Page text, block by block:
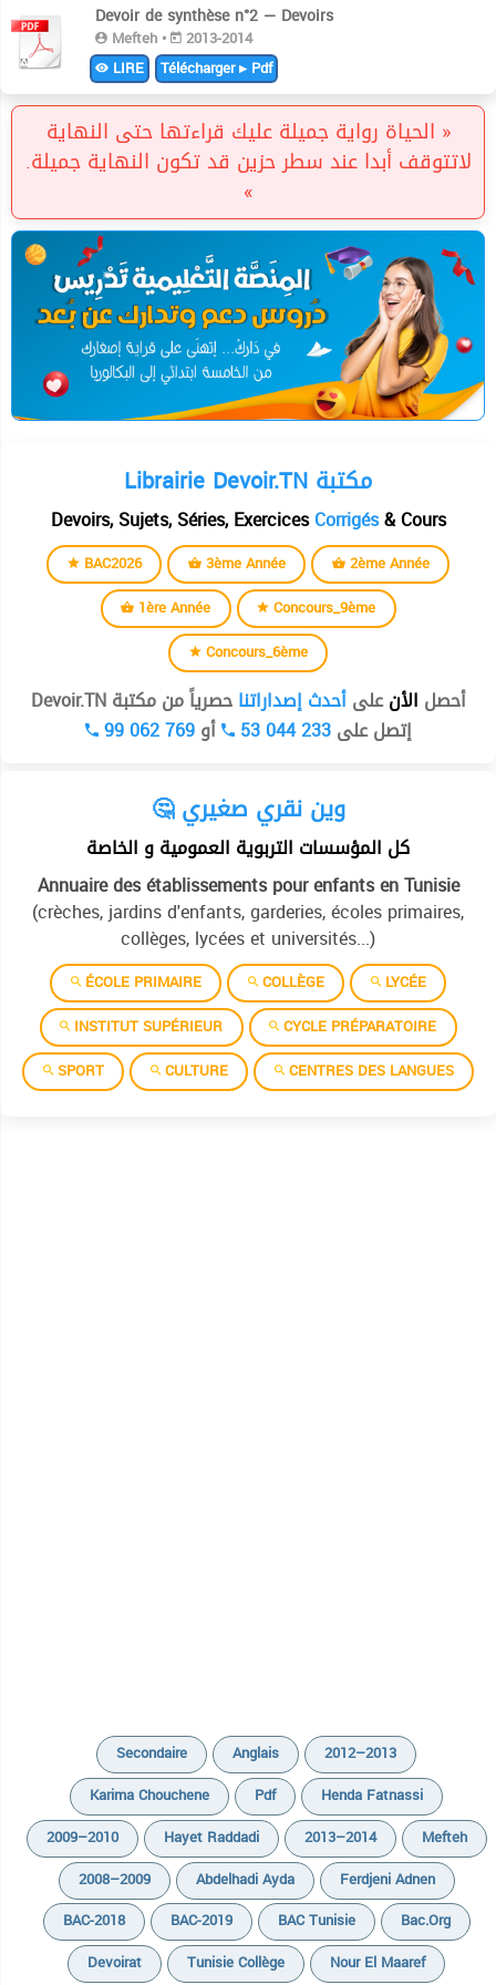
Devoir de synthèse n°2 — Devoirs
Mefteh •
2013-2014
LIRE Télécharger ▸ Pdf
« الحياة رواية جميلة عليك قراءتها حتى النهاية
لاتتوقف أبدا عند سطر حزين قد تكون النهاية جميلة.
»
Librairie Devoir.TN مكتبة
Devoirs, Sujets, Séries, ExercicesCorrigés& Cours
BAC2026 3ème Année
2ème Année
1ère Année
Concours_9ème
Concours_6ème
أحصل الأنعلىأحدث إصداراتناحصرياً من مكتبة Devoir.TN
إتصل على53 044 233 أو99 062 769
🤔 وين نقري صغيري
كل المؤسسات التربوية العمومية و الخاصة
Annuaire des établissements pour enfants en Tunisie
(crèches, jardins d'enfants, garderies, écoles primaires,
collèges, lycées et universités...)
ÉCOLE PRIMAIRE COLLÈGE
LYCÉE
INSTITUT SUPÉRIEUR
CYCLE PRÉPARATOIRE
SPORT
CULTURE CENTRES DES LANGUES
Secondaire Anglais
2012–2013
Karima Chouchene
Pdf
Henda Fatnassi
2009–2010
Hayet Raddadi 2013–2014
Mefteh
2008–2009
Abdelhadi Ayda
Ferdjeni Adnen
BAC-2018
BAC-2019 BAC Tunisie
Bac.org
Devoirat
Tunisie Collège
Nour El Maaref